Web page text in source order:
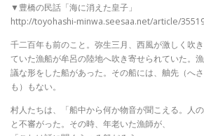
▼豊橋の民話「海に消えた皇子」
http://toyohashi-minwa.seesaa.net/article/
千二百年も前のこと。弥生三月、西風が激しく吹
ていた漁船が牟呂の陸地へ吹き寄せられていた。
議な形をした船があった。その船には、舳先（へ
も）もない。
村人たちは、「船中から何か物音が聞こえる。人の
と不審がった。その時、年老いた漁師が、